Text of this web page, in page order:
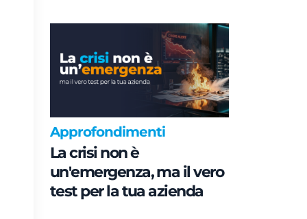
Approfondimenti
La crisi non è
un'emergenza, ma il vero
test per la tua azienda